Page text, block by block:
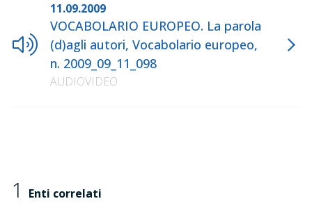
11.09.2009
VOCABOLARIO EUROPEO. La parola
(d)agli autori, Vocabolario europeo,
n. 2009_09_11_098
AUDIOVIDEO
1 Enti correlati